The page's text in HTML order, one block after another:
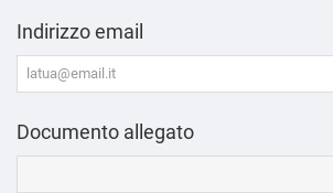
Indirizzo email
Documento allegato